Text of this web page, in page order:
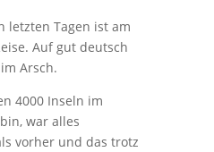
letzten Tagen ist am
Auf gut deutsch
Arsch.
4000 Inseln im
war alles
vorher und das trotz